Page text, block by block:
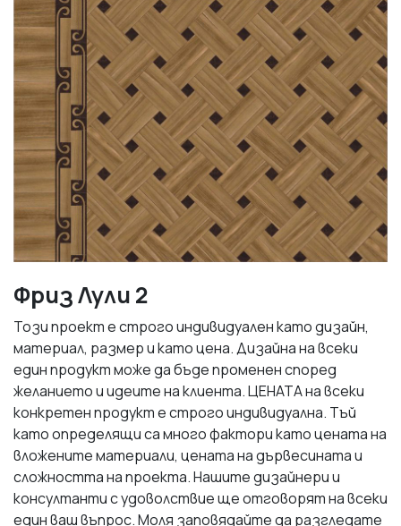
Фриз Лули 2
Този проект е строго индивидуален като дизайн,
материал, размер и като цена. Дизайна на всеки
един продукт може да бъде променен според
желанието и идеите на клиента. ЦЕНАТА на всеки
конкретен продукт е строго индивидуална. Тъй
като определящи са много фактори като цената на
вложените материали, цената на дървесината и
сложността на проекта. Нашите дизайнери и
консултанти с удоволствие ще отговорят на всеки
един ваш въпрос. Моля заповядайте да разгледате